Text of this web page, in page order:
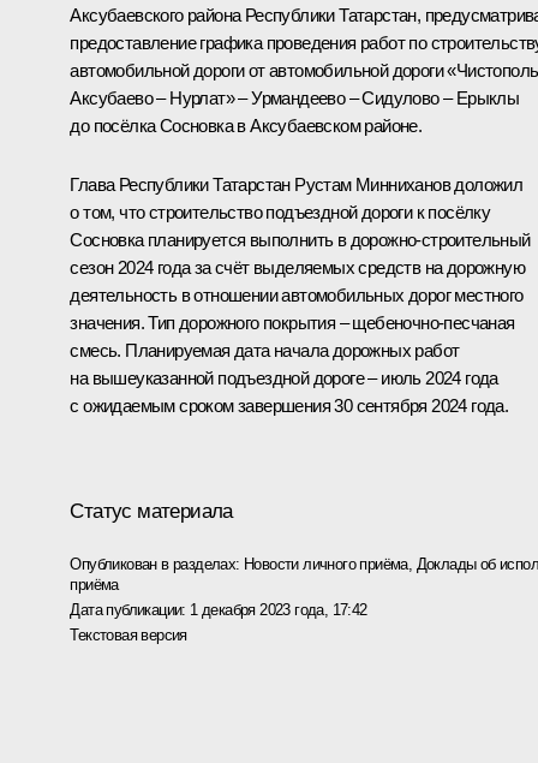
Аксубаевского района Республики Татарстан,
предоставление графика проведения работ по
автомобильной дороги от автомобильной дороги
Аксубаево – Нурлат» – Урмандеево – Сидулово – Ерыклы
до посёлка Сосновка в Аксубаевском районе.
Глава Республики Татарстан Рустам Минниханов доложил
о том, что строительство подъездной дороги к посёлку
Сосновка планируется выполнить в дорожно-строительный
сезон 2024 года за счёт выделяемых средств на дорожную
деятельность в отношении автомобильных дорог местного
значения. Тип дорожного покрытия – щебеночно-песчаная
смесь. Планируемая дата начала дорожных работ
на вышеуказанной подъездной дороге – июль 2024 года
с ожидаемым сроком завершения 30 сентября 2024 года.
Статус материала
Опубликован в разделах: Новости личного приёма, Доклады об
приёма
Дата публикации: 1 декабря 2023 года, 17:42
Текстовая версия